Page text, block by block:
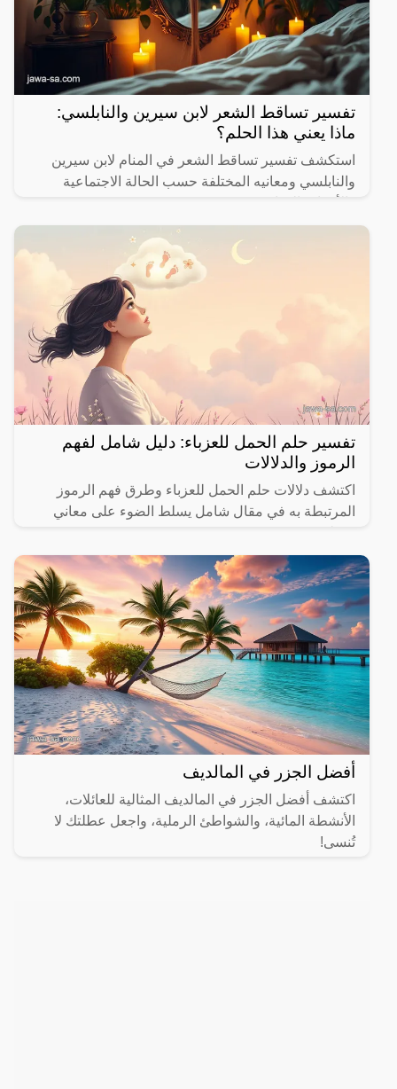
تفسير تساقط الشعر لابن سيرين والنابلسي:
ماذا يعني هذا الحلم؟
استكشف تفسير تساقط الشعر في المنام لابن سيرين
والنابلسي ومعانيه المختلفة حسب الحالة الاجتماعية
تفسير حلم الحمل للعزباء: دليل شامل لفهم
الرموز والدلالات
اكتشف دلالات حلم الحمل للعزباء وطرق فهم الرموز
المرتبطة به في مقال شامل يسلط الضوء على معاني
أفضل الجزر في المالديف
اكتشف أفضل الجزر في المالديف المثالية للعائلات،
الأنشطة المائية، والشواطئ الرملية، واجعل عطلتك لا
تُنسى!